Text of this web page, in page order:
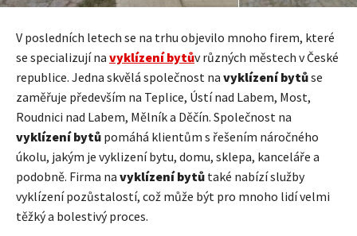
V posledních letech se na trhu objevilo mnoho firem, které
se specializují na vyklízení bytův různých městech v České
republice. Jedna skvělá společnost na vyklízení bytůse
zaměřuje především na Teplice, Ústí nad Labem, Most,
Roudnici nad Labem, Mělník a Děčín. Společnost na
vyklízení bytů pomáhá klientům s řešením náročného
úkolu, jakým je vyklizení bytu, domu, sklepa, kanceláře a
podobně. Firma na vyklízení bytů také nabízí služby
vyklízení pozůstalostí, což může být pro mnoho lidí velmi
těžký a bolestivý proces.